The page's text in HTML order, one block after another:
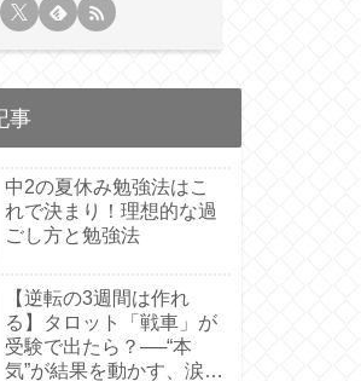
事
中2の夏休み勉強法はこ
れで決まり！理想的な過
ごし方と勉強法
【逆転の3週間は作れ
る】タロット「戦車」が
受験で出たら？──“本
気”が結果を動かす、涙の